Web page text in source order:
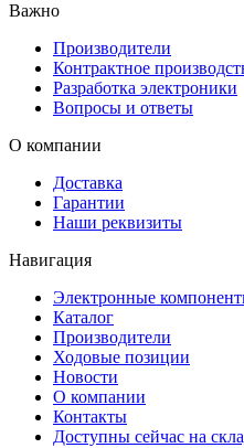
Важно
Производители
Контрактное
Разработка электроники
Вопросы и ответы
О компании
Доставка
Гарантии
Наши реквизиты
Навигация
Электронные
Каталог
Производители
Ходовые позиции
Новости
О компании
Контакты
Доступны сейчас на